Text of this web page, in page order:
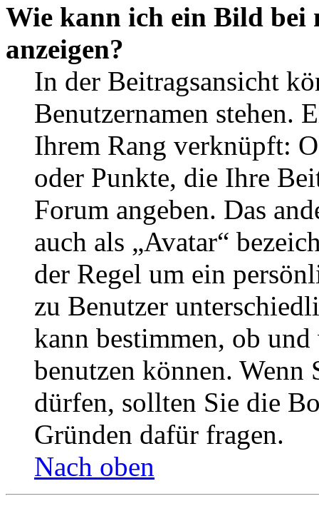
Wie kann ich ein Bild bei
anzeigen?
In der Beitragsansicht
Benutzernamen stehen.
Ihrem Rang verknüpft:
oder Punkte, die Ihre
Forum angeben. Das
auch als „Avatar“
der Regel um ein
zu Benutzer
kann bestimmen, ob
benutzen können. Wenn
dürfen, sollten Sie die
Gründen dafür fragen.
Nach oben